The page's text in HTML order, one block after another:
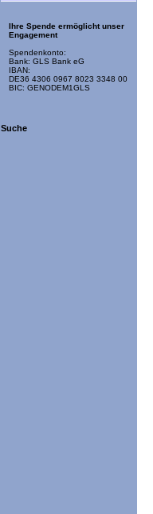
Ihre Spende ermöglicht unser
Engagement
Spendenkonto:
Bank: GLS Bank eG
IBAN:
DE36 4306 0967 8023 3348 00
BIC: GENODEM1GLS
Suche